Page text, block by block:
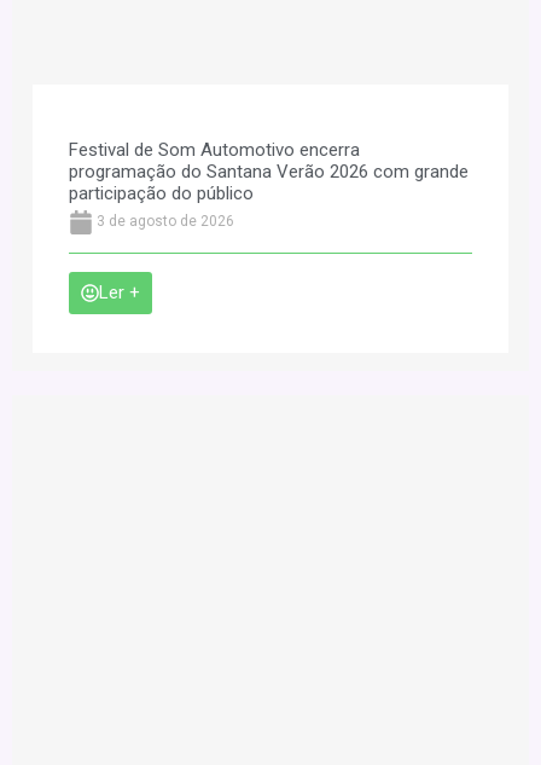
Festival de Som Automotivo encerra
programação do Santana Verão 2026 com grande
participação do público
3 de agosto de 2026
Ler +